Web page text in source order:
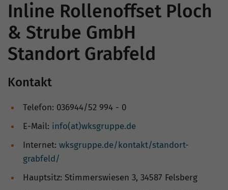
Inline Rollenoffset Ploch
& Strube GmbH
Standort Grabfeld
Kontakt
Telefon: 036944/52 994 - 0
E-Mail: info(at)wksgruppe.de
Internet: wksgruppe.de/kontakt/standort-
grabfeld/
Hauptsitz: Stimmerswiesen 3, 34587 Felsberg